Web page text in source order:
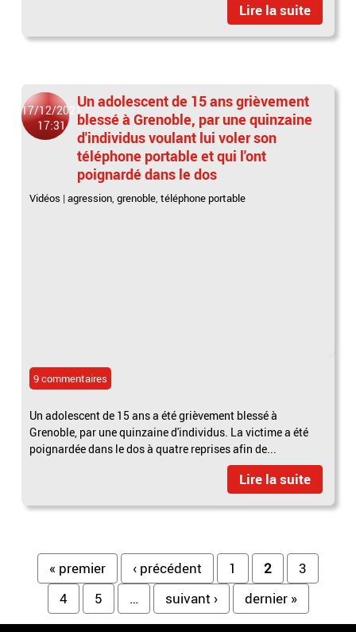
Lire la suite
17/12/2021
17:31
Un adolescent de 15 ans grièvement
blessé à Grenoble, par une quinzaine
d'individus voulant lui voler son
téléphone portable et qui l'ont
poignardé dans le dos
Vidéos |agression,grenoble,téléphone portable
9 commentaires
Un adolescent de 15 ans a été grièvement blessé à
Grenoble, par une quinzaine d'individus. La victime a été
poignardée dans le dos à quatre reprises afin de...
Lire la suite
Pages
« premier ‹ précédent 1 2
3
4
5 … suivant › dernier »